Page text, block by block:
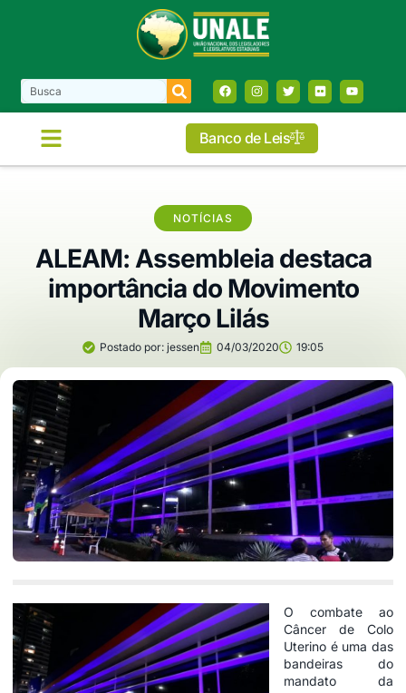
Banco de Leis
NOTÍCIAS
ALEAM: Assembleia destaca
importância do Movimento
Março Lilás
Postado por: jessen 04/03/2020 19:05
O combate ao
Câncer de Colo
Uterino é uma das
bandeiras do
mandato da